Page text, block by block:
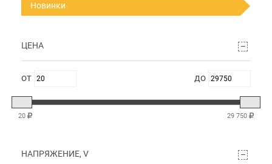
Новинки
ЦЕНА
20 29 750
НАПРЯЖЕНИЕ, V